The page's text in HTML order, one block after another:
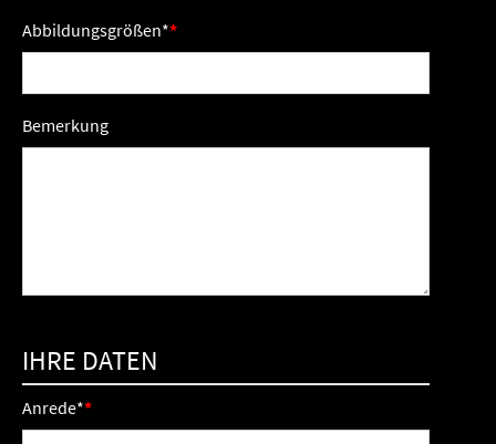
Abbildungsgrößen*
Bemerkung
IHRE DATEN
Anrede*